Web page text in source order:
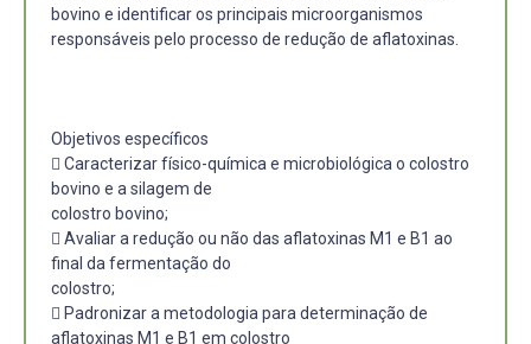
bovino e identificar os principais microorganismos
responsáveis pelo processo de redução de aflatoxinas.
Objetivos específicos
 Caracterizar físico-química e microbiológica o colostro
bovino e a silagem de
colostro bovino;
 Avaliar a redução ou não das aflatoxinas M1 e B1 ao
final da fermentação do
colostro;
 Padronizar a metodologia para determinação de
aflatoxinas M1 e B1 em colostro